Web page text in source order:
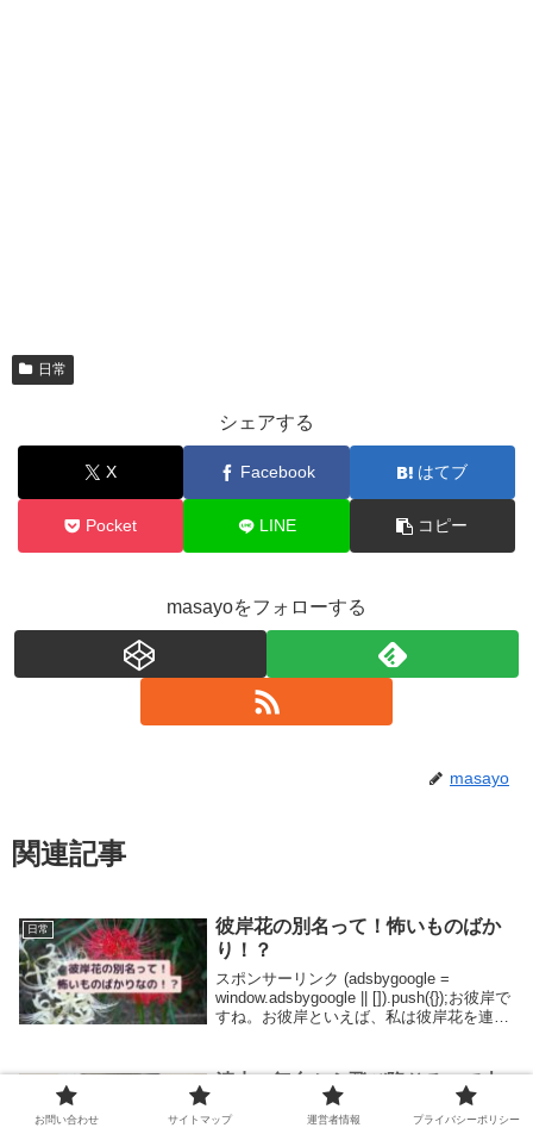
日常
シェアする
X Facebook はてブ
Pocket LINE コピー
masayoをフォローする
masayo
関連記事
日常
彼岸花の別名って！怖いものばか
り！？
スポンサーリンク (adsbygoogle =
window.adsbygoogle || []).push({});お彼岸で
すね。お彼岸といえば、私は彼岸花を連想
ん...
清水の舞台から飛び降りるって本
当にあったの？ちょっと意外なト
リビア
お問い合わせ サイトマップ 運営者情報 プライバシーポリシー